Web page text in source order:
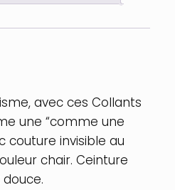
avec ces Collants
une “comme une
couture invisible au
chair. Ceinture